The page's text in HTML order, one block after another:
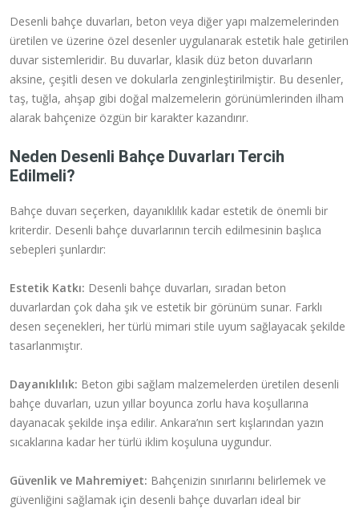
Desenli bahçe duvarları, beton veya diğer yapı malzemelerinden
üretilen ve üzerine özel desenler uygulanarak estetik hale getirilen
duvar sistemleridir. Bu duvarlar, klasik düz beton duvarların
aksine, çeşitli desen ve dokularla zenginleştirilmiştir. Bu desenler,
taş, tuğla, ahşap gibi doğal malzemelerin görünümlerinden ilham
alarak bahçenize özgün bir karakter kazandırır.
Neden Desenli Bahçe Duvarları Tercih
Edilmeli?
Bahçe duvarı seçerken, dayanıklılık kadar estetik de önemli bir
kriterdir. Desenli bahçe duvarlarının tercih edilmesinin başlıca
sebepleri şunlardır:
Estetik Katkı: Desenli bahçe duvarları, sıradan beton
duvarlardan çok daha şık ve estetik bir görünüm sunar. Farklı
desen seçenekleri, her türlü mimari stile uyum sağlayacak şekilde
tasarlanmıştır.
Dayanıklılık: Beton gibi sağlam malzemelerden üretilen desenli
bahçe duvarları, uzun yıllar boyunca zorlu hava koşullarına
dayanacak şekilde inşa edilir. Ankara’nın sert kışlarından yazın
sıcaklarına kadar her türlü iklim koşuluna uygundur.
Güvenlik ve Mahremiyet: Bahçenizin sınırlarını belirlemek ve
güvenliğini sağlamak için desenli bahçe duvarları ideal bir